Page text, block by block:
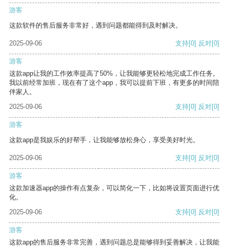
游客
这款软件的售后服务非常好，遇到问题都能得到及时解决。
2025-09-06 支持[0] 反对[0]
游客
这款app让我的工作效率提高了50%，让我能够更轻松地完成工作任务。
我以前经常加班，现在有了这个app，我可以提前下班，有更多的时间陪
伴家人。
2025-09-06
支持[0] 反对[0]
游客
这款app是我娱乐的好帮手，让我能够放松身心，享受美好时光。
2025-09-06 支持[0] 反对[0]
游客
这款加速器app的操作有点复杂，可以简化一下，比如将设置页面进行优
化。
2025-09-06
支持[0] 反对[0]
游客
这款app的售后服务非常完善，遇到问题总是能够得到妥善解决，让我能